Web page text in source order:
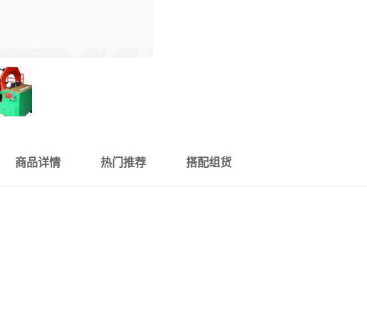
商品详情 热门推荐 搭配组货